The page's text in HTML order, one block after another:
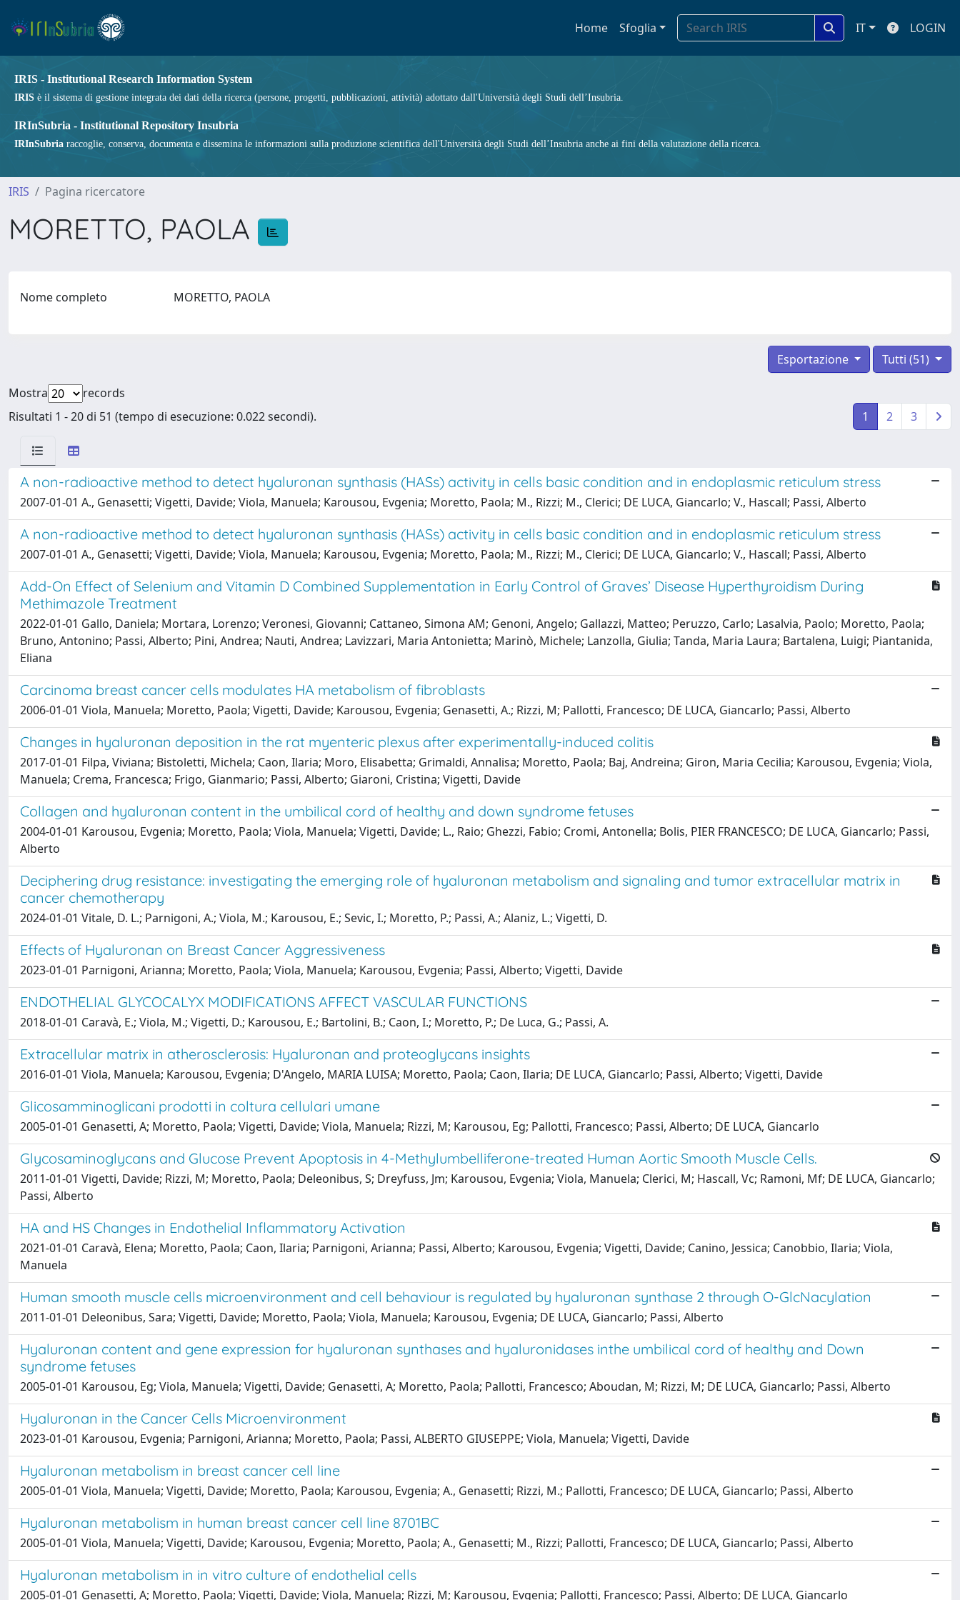
Home Sfoglia IT LOGIN
IRIS - Institutional Research Information System
IRIS è il sistema di gestione integrata dei dati della ricerca (persone, progetti, pubblicazioni, attività) adottato dall'Università degli Studi dell’Insubria.
IRInSubria - Institutional Repository Insubria
IRInSubria raccoglie, conserva, documenta e dissemina le informazioni sulla produzione scientifica dell'Università degli Studi dell’Insubria anche ai fini della valutazione della ricerca.
IRIS Pagina ricercatore
MORETTO, PAOLA
Nome completo MORETTO, PAOLA
Tutti (51)
Esportazione
Mostra
records
Risultati 1 - 20 di 51 (tempo di esecuzione: 0.022 secondi).
1 2 3
A non-radioactive method to detect hyaluronan synthasis (HASs) activity in cells basic condition and in endoplasmic reticulum stress
2007-01-01 A., Genasetti; Vigetti, Davide; Viola, Manuela; Karousou, Evgenia; Moretto, Paola; M., Rizzi; M., Clerici; DE LUCA, Giancarlo; V., Hascall; Passi, Alberto
A non-radioactive method to detect hyaluronan synthasis (HASs) activity in cells basic condition and in endoplasmic reticulum stress
2007-01-01 A., Genasetti; Vigetti, Davide; Viola, Manuela; Karousou, Evgenia; Moretto, Paola; M., Rizzi; M., Clerici; DE LUCA, Giancarlo; V., Hascall; Passi, Alberto
Add-On Effect of Selenium and Vitamin D Combined Supplementation in Early Control of Graves’ Disease Hyperthyroidism During
Methimazole Treatment
2022-01-01 Gallo, Daniela; Mortara, Lorenzo; Veronesi, Giovanni; Cattaneo, Simona AM; Genoni, Angelo; Gallazzi, Matteo; Peruzzo, Carlo; Lasalvia, Paolo; Moretto, Paola;
Bruno, Antonino; Passi, Alberto; Pini, Andrea; Nauti, Andrea; Lavizzari, Maria Antonietta; Marinò, Michele; Lanzolla, Giulia; Tanda, Maria Laura; Bartalena, Luigi; Piantanida,
Eliana
Carcinoma breast cancer cells modulates HA metabolism of fibroblasts
2006-01-01 Viola, Manuela; Moretto, Paola; Vigetti, Davide; Karousou, Evgenia; Genasetti, A.; Rizzi, M; Pallotti, Francesco; DE LUCA, Giancarlo; Passi, Alberto
Changes in hyaluronan deposition in the rat myenteric plexus after experimentally-induced colitis
2017-01-01 Filpa, Viviana; Bistoletti, Michela; Caon, Ilaria; Moro, Elisabetta; Grimaldi, Annalisa; Moretto, Paola; Baj, Andreina; Giron, Maria Cecilia; Karousou, Evgenia; Viola,
Manuela; Crema, Francesca; Frigo, Gianmario; Passi, Alberto; Giaroni, Cristina; Vigetti, Davide
Collagen and hyaluronan content in the umbilical cord of healthy and down syndrome fetuses
2004-01-01 Karousou, Evgenia; Moretto, Paola; Viola, Manuela; Vigetti, Davide; L., Raio; Ghezzi, Fabio; Cromi, Antonella; Bolis, PIER FRANCESCO; DE LUCA, Giancarlo; Passi,
Alberto
Deciphering drug resistance: investigating the emerging role of hyaluronan metabolism and signaling and tumor extracellular matrix in
cancer chemotherapy
2024-01-01 Vitale, D. L.; Parnigoni, A.; Viola, M.; Karousou, E.; Sevic, I.; Moretto, P.; Passi, A.; Alaniz, L.; Vigetti, D.
Effects of Hyaluronan on Breast Cancer Aggressiveness
2023-01-01 Parnigoni, Arianna; Moretto, Paola; Viola, Manuela; Karousou, Evgenia; Passi, Alberto; Vigetti, Davide
ENDOTHELIAL GLYCOCALYX MODIFICATIONS AFFECT VASCULAR FUNCTIONS
2018-01-01 Caravà, E.; Viola, M.; Vigetti, D.; Karousou, E.; Bartolini, B.; Caon, I.; Moretto, P.; De Luca, G.; Passi, A.
Extracellular matrix in atherosclerosis: Hyaluronan and proteoglycans insights
2016-01-01 Viola, Manuela; Karousou, Evgenia; D'Angelo, MARIA LUISA; Moretto, Paola; Caon, Ilaria; DE LUCA, Giancarlo; Passi, Alberto; Vigetti, Davide
Glicosamminoglicani prodotti in coltura cellulari umane
2005-01-01 Genasetti, A; Moretto, Paola; Vigetti, Davide; Viola, Manuela; Rizzi, M; Karousou, Eg; Pallotti, Francesco; Passi, Alberto; DE LUCA, Giancarlo
Glycosaminoglycans and Glucose Prevent Apoptosis in 4-Methylumbelliferone-treated Human Aortic Smooth Muscle Cells.
2011-01-01 Vigetti, Davide; Rizzi, M; Moretto, Paola; Deleonibus, S; Dreyfuss, Jm; Karousou, Evgenia; Viola, Manuela; Clerici, M; Hascall, Vc; Ramoni, Mf; DE LUCA, Giancarlo;
Passi, Alberto
HA and HS Changes in Endothelial Inflammatory Activation
2021-01-01 Caravà, Elena; Moretto, Paola; Caon, Ilaria; Parnigoni, Arianna; Passi, Alberto; Karousou, Evgenia; Vigetti, Davide; Canino, Jessica; Canobbio, Ilaria; Viola,
Manuela
Human smooth muscle cells microenvironment and cell behaviour is regulated by hyaluronan synthase 2 through O-GlcNacylation
2011-01-01 Deleonibus, Sara; Vigetti, Davide; Moretto, Paola; Viola, Manuela; Karousou, Evgenia; DE LUCA, Giancarlo; Passi, Alberto
Hyaluronan content and gene expression for hyaluronan synthases and hyaluronidases inthe umbilical cord of healthy and Down
syndrome fetuses
2005-01-01 Karousou, Eg; Viola, Manuela; Vigetti, Davide; Genasetti, A; Moretto, Paola; Pallotti, Francesco; Aboudan, M; Rizzi, M; DE LUCA, Giancarlo; Passi, Alberto
Hyaluronan in the Cancer Cells Microenvironment
2023-01-01 Karousou, Evgenia; Parnigoni, Arianna; Moretto, Paola; Passi, ALBERTO GIUSEPPE; Viola, Manuela; Vigetti, Davide
Hyaluronan metabolism in breast cancer cell line
2005-01-01 Viola, Manuela; Vigetti, Davide; Moretto, Paola; Karousou, Evgenia; A., Genasetti; Rizzi, M.; Pallotti, Francesco; DE LUCA, Giancarlo; Passi, Alberto
Hyaluronan metabolism in human breast cancer cell line 8701BC
2005-01-01 Viola, Manuela; Vigetti, Davide; Karousou, Evgenia; Moretto, Paola; A., Genasetti; M., Rizzi; Pallotti, Francesco; DE LUCA, Giancarlo; Passi, Alberto
Hyaluronan metabolism in in vitro culture of endothelial cells
2005-01-01 Genasetti, A; Moretto, Paola; Vigetti, Davide; Viola, Manuela; Rizzi, M; Karousou, Evgenia; Pallotti, Francesco; Passi, Alberto; DE LUCA, Giancarlo